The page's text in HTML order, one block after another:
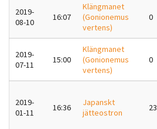
2019-
08-10
16:07
Klängmanet
(Gonionemus
vertens)
0
2019-
07-11
15:00
Klängmanet
(Gonionemus
vertens)
0
2019-
01-11
16:36
Japanskt
jätteostron
23